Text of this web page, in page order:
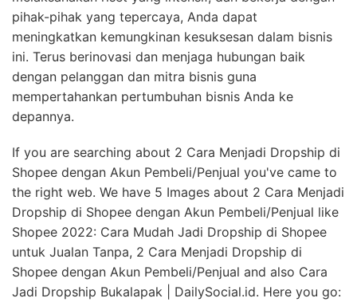
pihak-pihak yang tepercaya, Anda dapat
meningkatkan kemungkinan kesuksesan dalam bisnis
ini. Terus berinovasi dan menjaga hubungan baik
dengan pelanggan dan mitra bisnis guna
mempertahankan pertumbuhan bisnis Anda ke
depannya.
If you are searching about 2 Cara Menjadi Dropship di
Shopee dengan Akun Pembeli/Penjual you've came to
the right web. We have 5 Images about 2 Cara Menjadi
Dropship di Shopee dengan Akun Pembeli/Penjual like
Shopee 2022: Cara Mudah Jadi Dropship di Shopee
untuk Jualan Tanpa, 2 Cara Menjadi Dropship di
Shopee dengan Akun Pembeli/Penjual and also Cara
Jadi Dropship Bukalapak | DailySocial.id. Here you go: